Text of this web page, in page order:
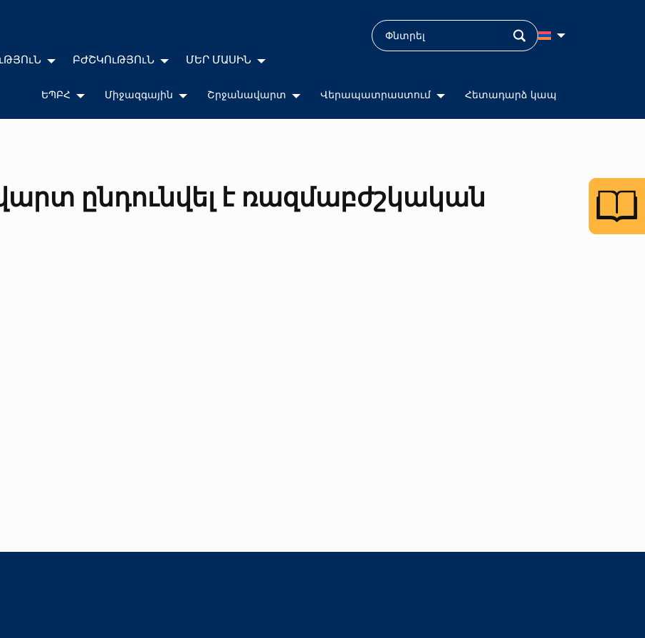
ԲԺՇԿՈւԹՅՈւՆ ՄԵՐ ՄԱՍԻՆ
ԵՊԲՀ Միջազգային Շրջանավարտ Վերապատրաստում Հետադարձ կապ
ընդունվել է ռազմաբժշկական